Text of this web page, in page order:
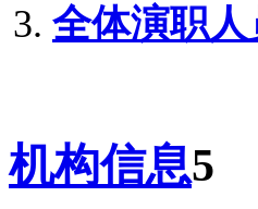
全体演职
机构信息5